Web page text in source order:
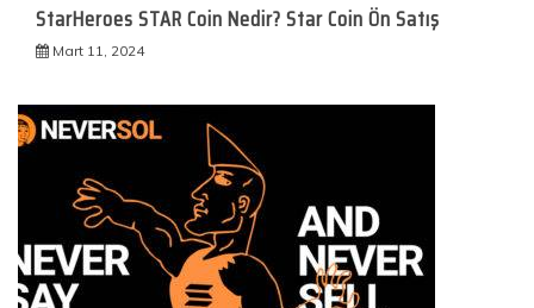
StarHeroes STAR Coin Nedir? Star Coin Ön Satış
Mart 11, 2024